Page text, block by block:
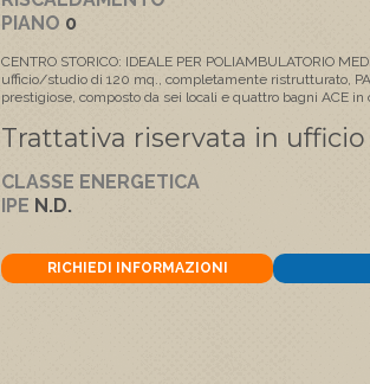
PIANO 0
CENTRO STORICO: IDEALE PER POLIAMBULATORIO
ufficio/studio di 120 mq., completamente ristrutturato,
prestigiose, composto da sei locali e quattro bagni ACE in
Trattativa riservata in ufficio
CLASSE ENERGETICA
IPE N.D.
RICHIEDI INFORMAZIONI